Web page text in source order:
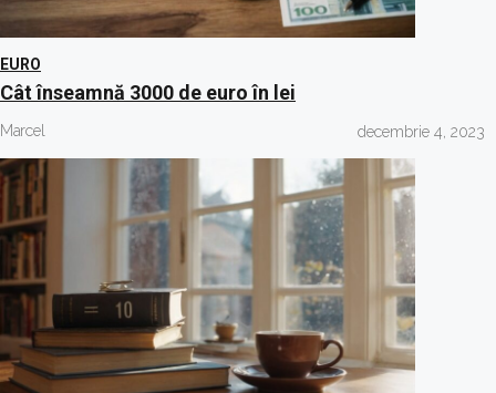
EURO
Cât înseamnă 3000 de euro în lei
Marcel decembrie 4, 2023